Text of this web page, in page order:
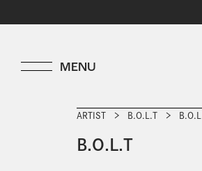
ARTIST B.O.L.T
B.O.L.T